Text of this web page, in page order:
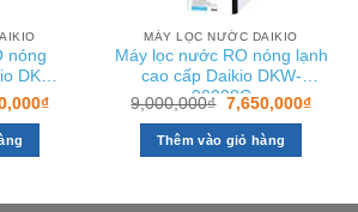
nóng
DKW-
₫Giá
MÁY LỌC NƯỚC DAIKIO
Máy lọc nước RO nóng lạnh
cao cấp Daikio DKW-
00008C
9,000,000₫ Giá
gốc
là:
9,000,000₫.
7,650,000₫Giá
Thêm vào giỏ hàng